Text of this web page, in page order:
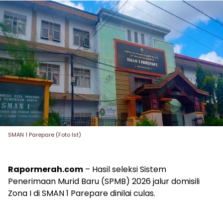
SMAN 1 Parepare (Foto Ist)
Rapormerah.com – Hasil seleksi Sistem
Penerimaan Murid Baru (SPMB) 2026 jalur domisili
Zona I di SMAN 1 Parepare dinilai culas.